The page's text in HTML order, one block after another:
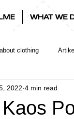
WHAT WE
clothing Artikel
2022 4 min read